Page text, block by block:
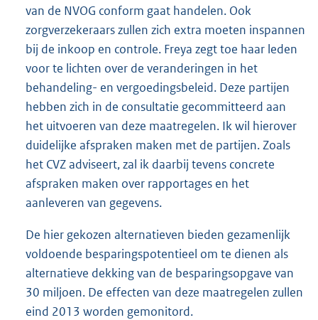
van de NVOG conform gaat handelen. Ook
zorgverzekeraars zullen zich extra moeten inspannen
bij de inkoop en controle. Freya zegt toe haar leden
voor te lichten over de veranderingen in het
behandeling- en vergoedingsbeleid. Deze partijen
hebben zich in de consultatie gecommitteerd aan
het uitvoeren van deze maatregelen. Ik wil hierover
duidelijke afspraken maken met de partijen. Zoals
het CVZ adviseert, zal ik daarbij tevens concrete
afspraken maken over rapportages en het
aanleveren van gegevens.
De hier gekozen alternatieven bieden gezamenlijk
voldoende besparingspotentieel om te dienen als
alternatieve dekking van de besparingsopgave van
30 miljoen. De effecten van deze maatregelen zullen
eind 2013 worden gemonitord.